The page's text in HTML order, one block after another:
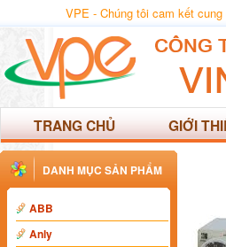
VPE - Chúng tôi cam kết
TRANG CHỦ GIỚI
DANH MỤC SẢN PHẨM
ABB
Anly